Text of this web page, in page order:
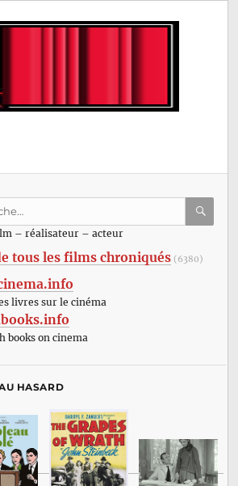
– réalisateur – acteur
tous les films chroniqués (6380)
livres sur le cinéma
books on cinema
HASARD